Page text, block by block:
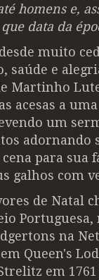
homens e,
data da
muito
e
Martinho
acesas a
um
adornando
para
galhos com
de Natal
na
Queen's
em